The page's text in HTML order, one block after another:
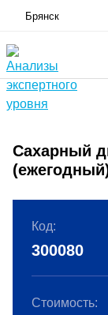
Брянск
Сахарный
Код:
300080
Стоимость: